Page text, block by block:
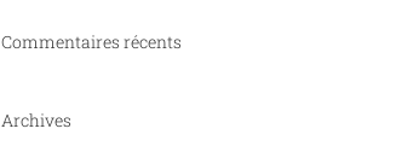
Commentaires récents
Archives